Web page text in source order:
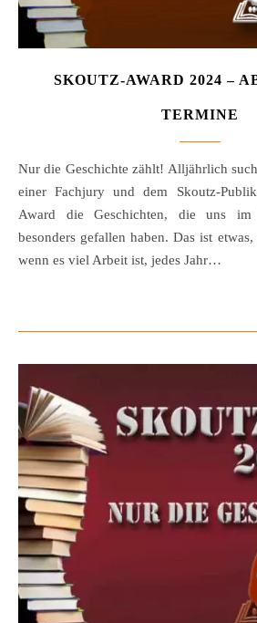
SKOUTZ-AWARD 2024 –
TERMINE
Nur die Geschichte zählt! Alljährlich suchen wir zusammen mit
einer Fachjury und dem Skoutz-
Award die Geschichten, die uns im
besonders gefallen haben. Das ist
wenn es viel Arbeit ist, jedes Jahr…